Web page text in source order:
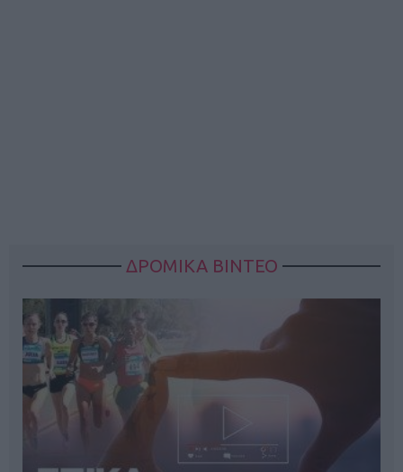
ΔΡΟΜΙΚΑ ΒΙΝΤΕΟ